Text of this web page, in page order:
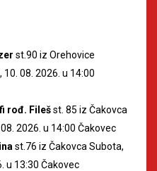
st.90 iz Orehovice
10. 08. 2026. u 14:00
rođ. Filešst. 85 iz Čakovca
2026. u 14:00 Čakovec
st.76 iz Čakovca Subota,
u 13:30 Čakovec